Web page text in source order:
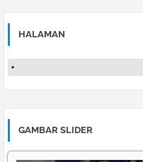
HALAMAN
GAMBAR SLIDER